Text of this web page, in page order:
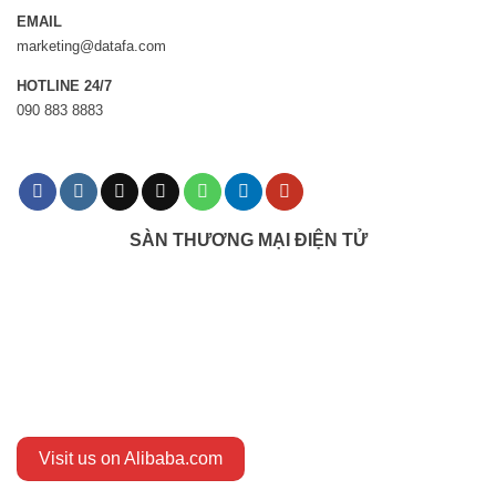
EMAIL
marketing@datafa.com
HOTLINE 24/7
090 883 8883
SÀN THƯƠNG MẠI ĐIỆN TỬ
Visit us on Alibaba.com